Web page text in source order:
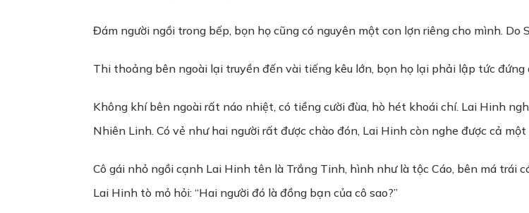
Đám người ngồi trong bếp, bọn họ cũng có nguyên một con lợn riêng cho mình. Do
Thi thoảng bên ngoài lại truyền đến vài tiếng kêu lớn, bọn họ lại phải lập tức đứng
Không khí bên ngoài rất náo nhiệt, có tiềng cười đùa, hò hét khoái chí. Lai Hinh
Nhiên Linh. Có vẻ như hai người rất được chào đón, Lai Hinh còn nghe được cả
Cô gái nhỏ ngồi cạnh Lai Hinh tên là Trắng Tinh, hình như là tộc Cáo, bên má trái
Lai Hinh tò mỏ hỏi: “Hai người đó là đồng bạn của cô sao?”